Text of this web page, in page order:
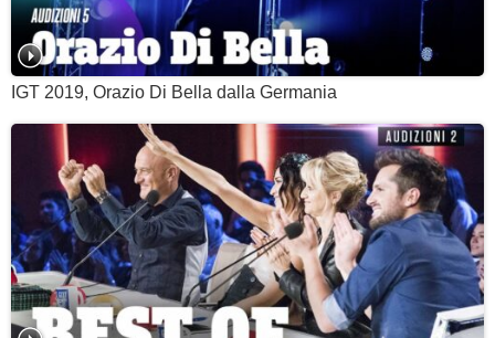
IGT 2019, Orazio Di Bella dalla Germania